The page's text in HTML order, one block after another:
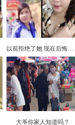
大爷你家人知道吗？